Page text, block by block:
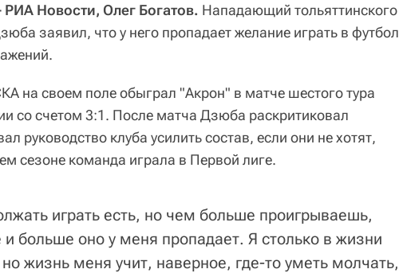
Новости, Олег Богатов. Нападающий тольяттинского
заявил, что у него пропадает желание играть в футбол
на своем поле обыграл "Акрон" в матче шестого тура
со счетом 3:1. После матча Дзюба раскритиковал
руководство клуба усилить состав, если они не хотят,
сезоне команда играла в Первой лиге.
играть есть, но чем больше проигрываешь,
больше оно у меня пропадает. Я столько в жизни
жизнь меня учит, наверное, где-то уметь молчать,